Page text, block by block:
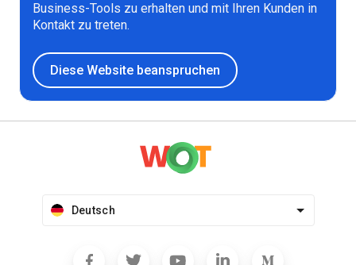
Business-Tools zu erhalten und mit Ihren Kunden in
Kontakt zu treten.
Diese Website beanspruchen
Deutsch